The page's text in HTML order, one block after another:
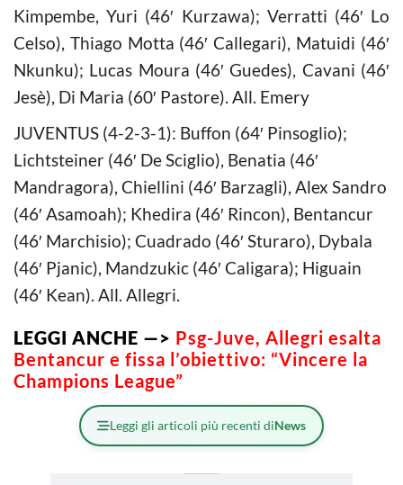
Kimpembe, Yuri (46′ Kurzawa); Verratti (46′ Lo
Celso), Thiago Motta (46′ Callegari), Matuidi (46′
Nkunku); Lucas Moura (46′ Guedes), Cavani (46′
Jesè), Di Maria (60′ Pastore). All. Emery
JUVENTUS (4-2-3-1): Buffon (64′ Pinsoglio);
Lichtsteiner (46′ De Sciglio), Benatia (46′
Mandragora), Chiellini (46′ Barzagli), Alex Sandro
(46′ Asamoah); Khedira (46′ Rincon), Bentancur
(46′ Marchisio); Cuadrado (46′ Sturaro), Dybala
(46′ Pjanic), Mandzukic (46′ Caligara); Higuain
(46′ Kean). All. Allegri.
LEGGI ANCHE —> Psg-Juve, Allegri esalta
Bentancur e fissa l’obiettivo: “Vincere la
Champions League”
Leggi gli articoli più recenti diNews